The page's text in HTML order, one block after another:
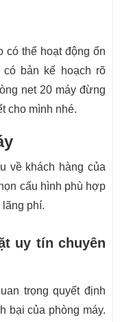
có thể hoạt động ổn
bản kế hoạch rõ
net 20 máy đừng
cho mình nhé.
về khách hàng của
cấu hình phù hợp
lãng phí.
uy tín chuyên
trọng quyết định
bại của phòng máy.